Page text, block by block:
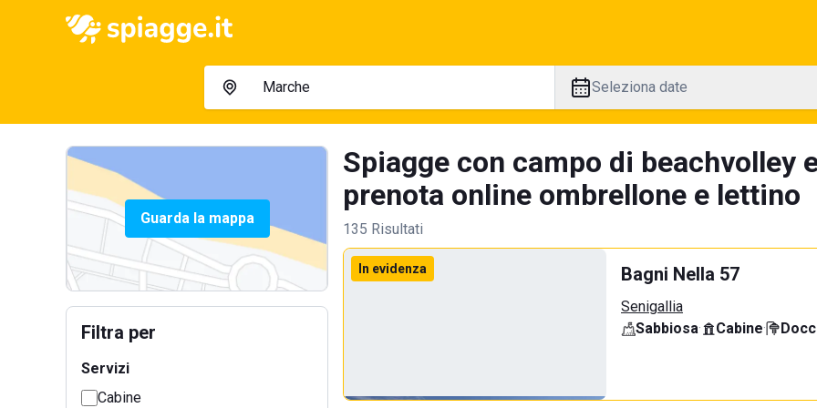
Seleziona date
Guarda la mappa
Filtra per
Servizi
Cabine
Spiagge con campo di beachvolley
prenota online ombrellone e lettino
135 Risultati
In evidenza Bagni Nella 57
Senigallia
Sabbiosa· Cabine·